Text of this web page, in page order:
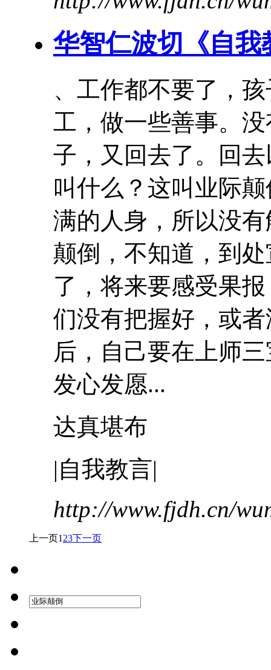
华智仁波切《自我
、工作都不要了，
工，做一些善事。
子，又回去了。回
叫什么？这叫 业际颠
满的人身，所以没
颠倒 ，不知道，到
了，将来要感受果
们没有把握好，或
后，自己要在上师
发心发愿...
达真堪布
|自我教言|
http://www.fjdh.cn/
上一页1 23下一页